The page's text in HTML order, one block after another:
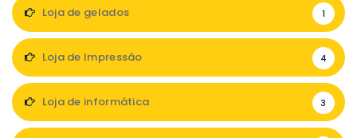
Loja de gelados 1
Loja de Impressão 4
Loja de informática 3